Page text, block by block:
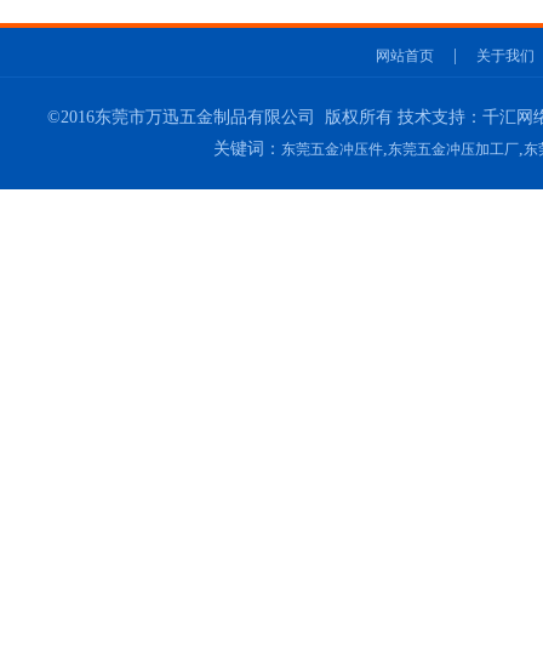
网站首页 关于我们
©2016东莞市万迅五金制品有限公司 版权所有 技术支持：千汇网
关键词： 东莞五金冲压件,东莞五金冲压加工厂,东